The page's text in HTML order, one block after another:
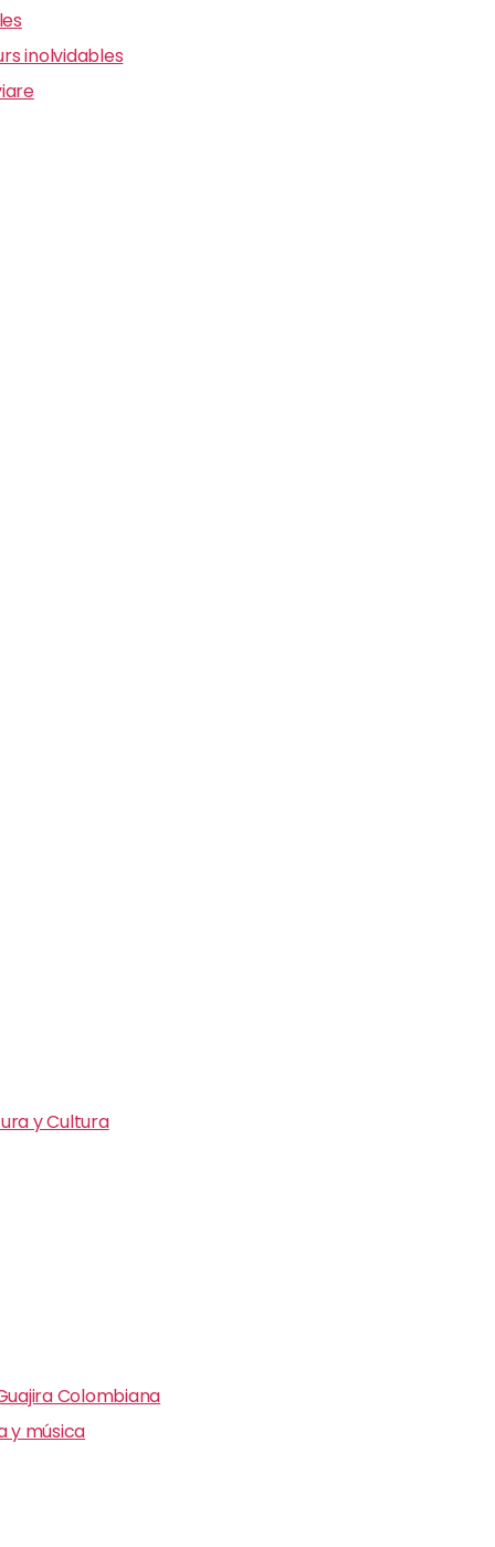
inolvidables
y Cultura
Colombiana
y música